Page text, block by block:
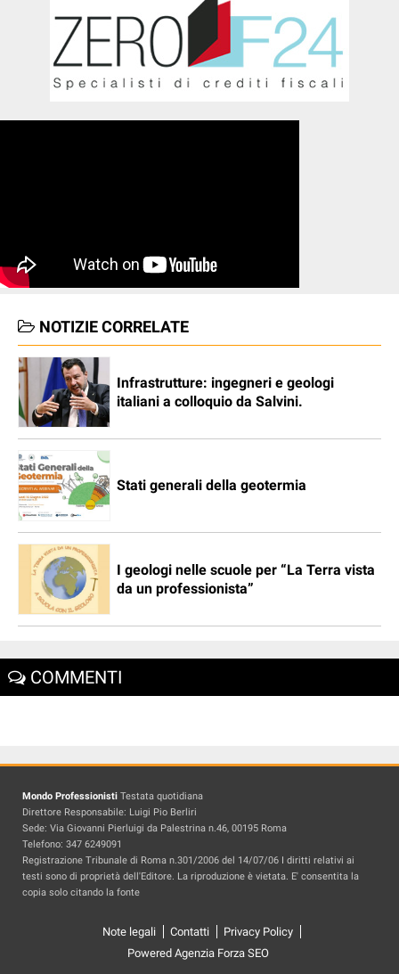
NOTIZIE CORRELATE
Infrastrutture: ingegneri e geologi
italiani a colloquio da Salvini.
Stati generali della geotermia
I geologi nelle scuole per “La Terra vista
da un professionista”
COMMENTI
Mondo Professionisti Testata quotidiana
Direttore Responsabile: Luigi Pio Berliri
Sede: Via Giovanni Pierluigi da Palestrina n.46, 00195 Roma
Telefono: 347 6249091
Registrazione Tribunale di Roma n.301/2006 del 14/07/06 I diritti relativi ai
testi sono di proprietà dell'Editore. La riproduzione è vietata. E' consentita la
copia solo citando la fonte
Note legali Contatti
Privacy Policy
Powered Agenzia Forza SEO